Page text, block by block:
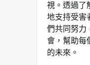
視。透過了
地支持受害
們共同努力
會，幫助每
的未來。